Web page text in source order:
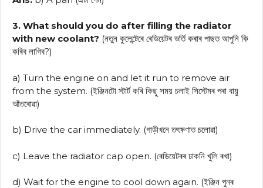
3. What should you do after filling the radiator
with new coolant? (নতুন কুলেন্টেৰে ৰেডিয়েটৰ ভৰ্তি কৰাৰ পাছত আপুনি কি
কৰিব লাগিব?)
a) Turn the engine on and let it run to remove air
from the system. (ইঞ্জিনটো স্টার্ট কৰি কিছু সময় চলাই সিস্টেমৰ পৰা বায়ু
আঁতৰোৱা)
b) Drive the car immediately. (গাড়ীখনে তৎক্ষণাত চলোৱা)
c) Leave the radiator cap open. (ৰেডিয়েটৰৰ ঢাকনি খুলি ৰখা)
d) Wait for the engine to cool down again. (ইঞ্জিন পুনৰ